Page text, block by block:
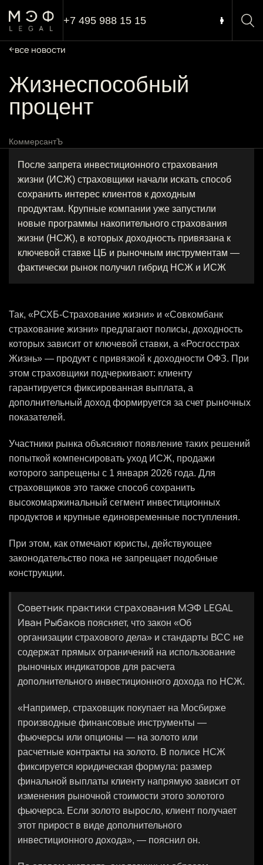
+7 495 988 15 15
все новости
Жизнеспособный
процент
КоммерсантЪ
После запрета инвестиционного страхования
жизни (ИСЖ) страховщики начали искать способ
сохранить интерес клиентов к доходным
продуктам. Крупные компании уже запустили
новые программы накопительного страхования
жизни (НСЖ), в которых доходность привязана к
ключевой ставке ЦБ и рыночным инструментам —
фактически рынок получил гибрид НСЖ и ИСЖ
Так, «РСХБ-Страхование жизни» и «Совкомбанк
страхование жизни» предлагают полисы, доходность
которых зависит от ключевой ставки, а «Росгосстрах
Жизнь» — продукт с привязкой к доходности ОФЗ. При
этом страховщики подчеркивают: клиенту
гарантируется фиксированная выплата, а
дополнительный доход формируется за счет рыночных
показателей.
Участники рынка объясняют появление таких решений
попыткой компенсировать уход ИСЖ, продажи
которого запрещены с 1 января 2026 года. Для
страховщиков это также способ сохранить
высокомаржинальный сегмент инвестиционных
продуктов и крупные единовременные поступления.
При этом, как отмечают юристы, действующее
законодательство пока не запрещает подобные
конструкции.
Советник практики страхования МЭФ LEGAL
Иван Рыбаков поясняет, что закон «Об
организации страхового дела» и стандарты ВСС не
содержат прямых ограничений на использование
рыночных индикаторов для расчета
дополнительного инвестиционного дохода по НСЖ.
«Например, страховщик покупает на Мосбирже
производные финансовые инструменты —
фьючерсы или опционы — на золото или
расчетные контракты на золото. В полисе НСЖ
фиксируется юридическая формула: размер
финальной выплаты клиенту напрямую зависит от
изменения рыночной стоимости этого золотого
фьючерса. Если золото выросло, клиент получает
этот прирост в виде дополнительного
инвестиционного дохода», — пояснил он.